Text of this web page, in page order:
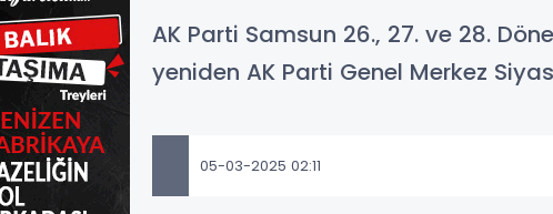
​​​​​​​AK Parti Samsun 26., 27. ve 28.
yeniden AK Parti Genel Merkez
05-03-2025 02:11